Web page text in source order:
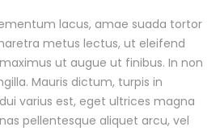
lacus, amae suada tortor
metus lectus, ut eleifend
ut augue ut finibus. In non
Mauris dictum, turpis in
varius est, eget ultrices magna
pellentesque aliquet arcu, vel